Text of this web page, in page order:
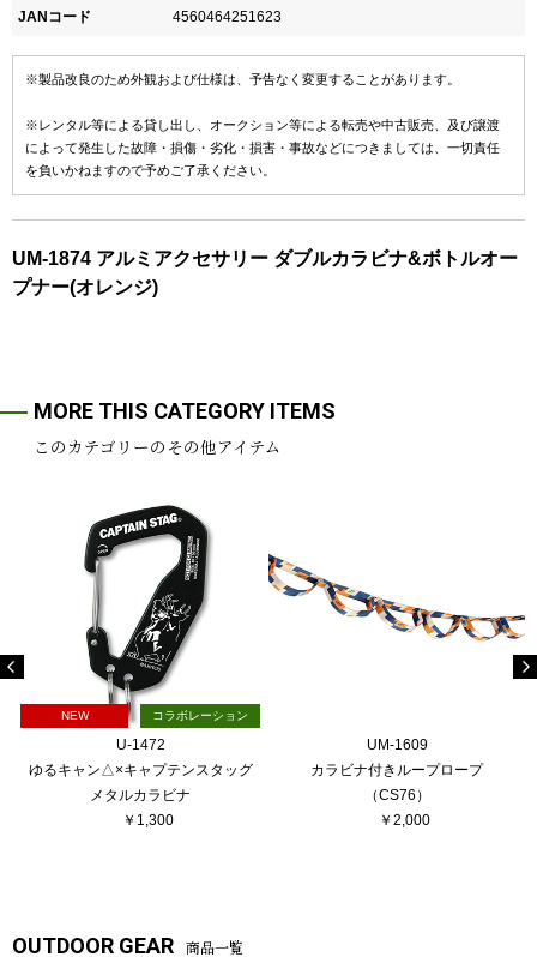
JANコード 4560464251623
※製品改良のため外観および仕様は、予告なく変更することがあります。
※レンタル等による貸し出し、オークション等による転売や中古販売、及び譲渡
によって発生した故障・損傷・劣化・損害・事故などにつきましては、一切責任
を負いかねますので予めご了承ください。
UM-1874 アルミアクセサリー ダブルカラビナ&ボトルオー
プナー(オレンジ)
MORE THIS CATEGORY ITEMS
このカテゴリーのその他アイテム
NEW コラボレーション
U-1472
ゆるキャン△×キャプテンスタッグ
メタルカラビナ
￥1,300
UM-1609
カラビナ付きループロープ
（CS76）
￥2,000
OUTDOOR GEAR 商品一覧